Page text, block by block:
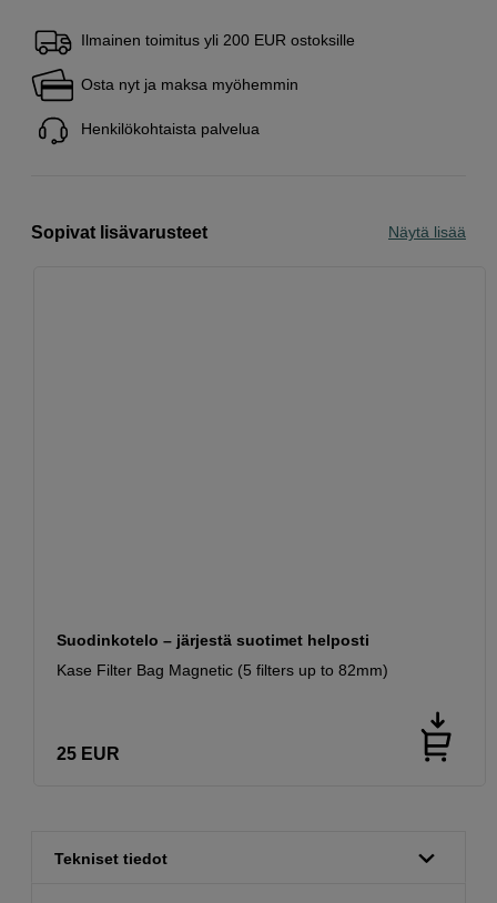
Ilmainen toimitus yli 200 EUR ostoksille
Osta nyt ja maksa myöhemmin
Henkilökohtaista palvelua
Sopivat lisävarusteet Näytä lisää
Suodinkotelo – järjestä suotimet helposti
Kase Filter Bag Magnetic (5 filters up to 82mm)
25 EUR
Tekniset tiedot